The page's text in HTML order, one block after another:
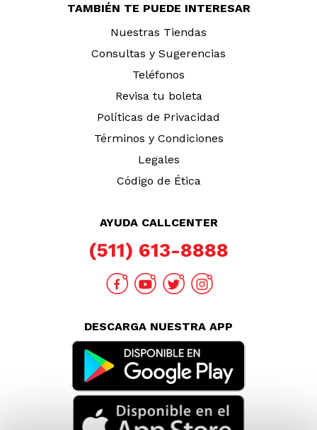
TAMBIÉN TE PUEDE INTERESAR
Nuestras Tiendas
Consultas y Sugerencias
Teléfonos
Revisa tu boleta
Políticas de Privacidad
Términos y Condiciones
Legales
Código de Ética
AYUDA CALLCENTER
(511) 613-8888
DESCARGA NUESTRA APP